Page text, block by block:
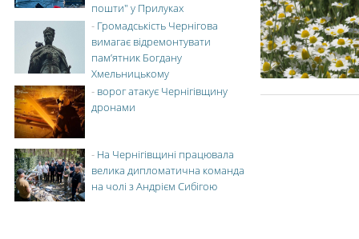
пошти" у Прилуках
- Громадськість Чернігова
вимагає відремонтувати
пам’ятник Богдану
Хмельницькому
- ворог атакує Чернігівщину
дронами
- На Чернігівщині працювала
велика дипломатична команда
на чолі з Андрієм Сибігою